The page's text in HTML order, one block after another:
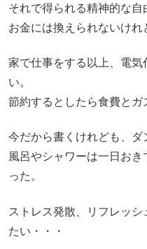
それで得られる精神的な自
お金には換えられないけれ
家で仕事をする以上、電
い。
節約するとしたら食費とガ
今だから書くけれども、ダ
風呂やシャワーは一日お
った。
ストレス発散、リフレッ
たい・・・